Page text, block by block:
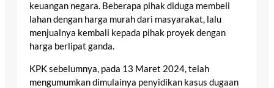
keuangan negara. Beberapa pihak diduga membeli
lahan dengan harga murah dari masyarakat, lalu
menjualnya kembali kepada pihak proyek dengan
harga berlipat ganda.
KPK sebelumnya, pada 13 Maret 2024, telah
mengumumkan dimulainya penyidikan kasus dugaan